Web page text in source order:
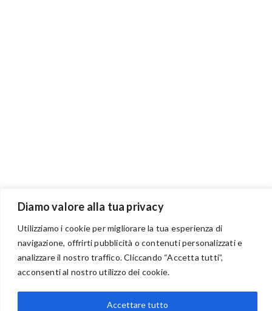
Diamo valore alla tua privacy
Utilizziamo i cookie per migliorare la tua esperienza di
navigazione, offrirti pubblicità o contenuti personalizzati e
analizzare il nostro traffico. Cliccando “Accetta tutti”,
acconsenti al nostro utilizzo dei cookie.
Accettare tutto
BENVENUTI NEL PORTALE RIVENDITORI